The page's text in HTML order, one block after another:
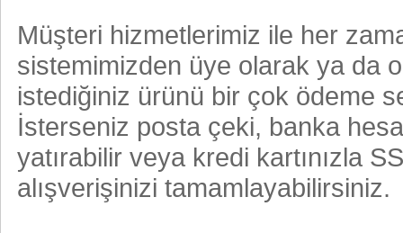
Müşteri hizmetlerimiz ile her
sistemimizden üye olarak ya da
istediğiniz ürünü bir çok ödeme
İsterseniz posta çeki, banka
yatırabilir veya kredi kartınızla
alışverişinizi tamamlayabilirsiniz.